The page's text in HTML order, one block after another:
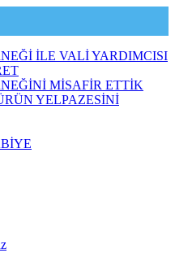
İLE VALİ YARDIMCISI
MİSAFİR ETTİK
YELPAZESİNİ